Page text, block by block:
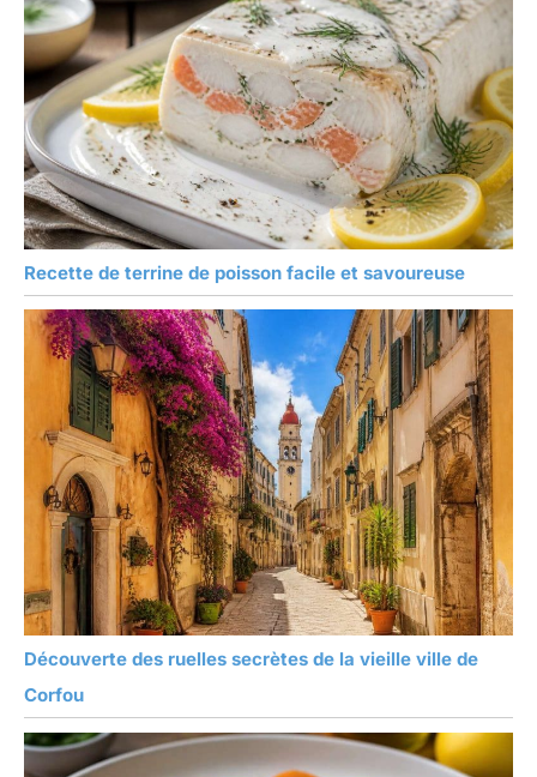
Recette de terrine de poisson facile et savoureuse
Découverte des ruelles secrètes de la vieille ville de
Corfou